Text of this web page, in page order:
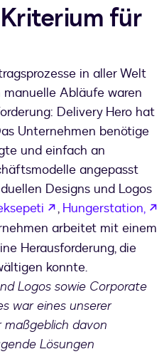
für
in aller Welt
Abläufe waren
Delivery Hero hat
Unternehmen benötige
und einfach an
angepasst
Designs und Logos
wird in einem
, Hungerstation,
geöffnetarbeitet mit einem
Herausforderung, die
konnte.
Logos sowie Corporate
war eines unserer
davon
Lösungen